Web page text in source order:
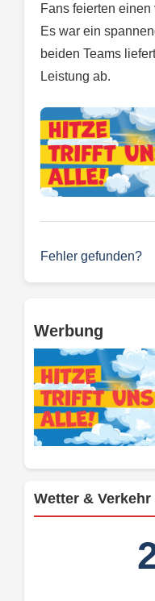
Fans feierten
Es war ein
beiden Teams
Leistung ab.
Fehler gefunden?
Werbung
Wetter & Verkehr